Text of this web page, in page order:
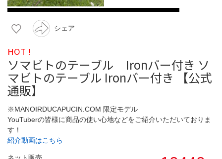
シェア
HOT !
ソマビトのテーブル Ironバー付き ソ
マビトのテーブル Ironバー付き 【公式
通販】
※MANOIRDUCAPUCIN.COM 限定モデル
YouTuberの皆様に商品の使い心地などをご紹介いただいておりま
す！
紹介動画はこちら